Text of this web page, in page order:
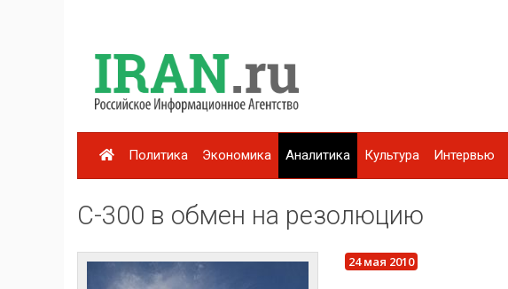
Политика Экономика Аналитика Культура Интервью
С-300 в обмен на резолюцию
24 мая 2010